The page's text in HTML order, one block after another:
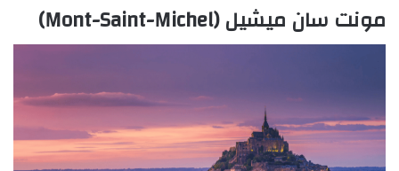
مونت سان ميشيل (Mont-Saint-Michel)